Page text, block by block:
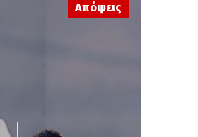
Απόψεις